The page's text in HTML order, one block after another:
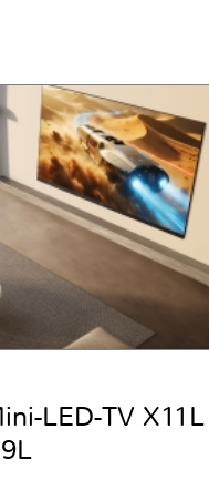
LED-TV